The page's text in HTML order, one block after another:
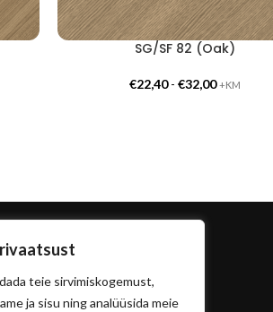
teie sirvimiskogemust,
ja sisu ning analüüsida meie
SG/SF 82 (Oak)
€22,40-€32,00 +KM